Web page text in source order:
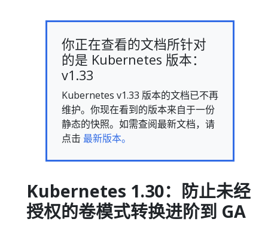
你正在查看的文档所针对
的是 Kubernetes 版本：
v1.33
Kubernetes v1.33 版本的文档已不再
维护。你现在看到的版本来自于一份
静态的快照。如需查阅最新文档，请
点击 最新版本。
Kubernetes 1.30：防止未经
授权的卷模式转换进阶到 GA